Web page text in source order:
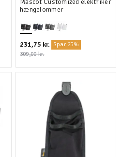
Mascot Customized elektriker
hængelommer
231,75 kr. Spar 25%
309,00 kr.